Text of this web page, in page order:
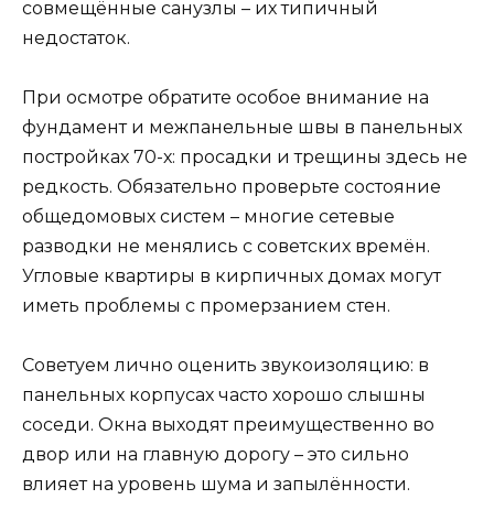
совмещённые санузлы – их типичный
недостаток.
При осмотре обратите особое внимание на
фундамент и межпанельные швы в панельных
постройках 70-х: просадки и трещины здесь не
редкость. Обязательно проверьте состояние
общедомовых систем – многие сетевые
разводки не менялись с советских времён.
Угловые квартиры в кирпичных домах могут
иметь проблемы с промерзанием стен.
Советуем лично оценить звукоизоляцию: в
панельных корпусах часто хорошо слышны
соседи. Окна выходят преимущественно во
двор или на главную дорогу – это сильно
влияет на уровень шума и запылённости.